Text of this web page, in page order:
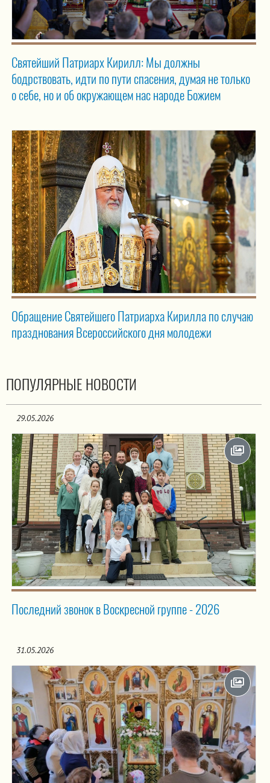
Святейший Патриарх Кирилл: Мы должны
бодрствовать, идти по пути спасения, думая не только
о себе, но и об окружающем нас народе Божием
Обращение Святейшего Патриарха Кирилла по случаю
празднования Всероссийского дня молодежи
ПОПУЛЯРНЫЕ НОВОСТИ
29.05.2026
Последний звонок в Воскресной группе - 2026
31.05.2026